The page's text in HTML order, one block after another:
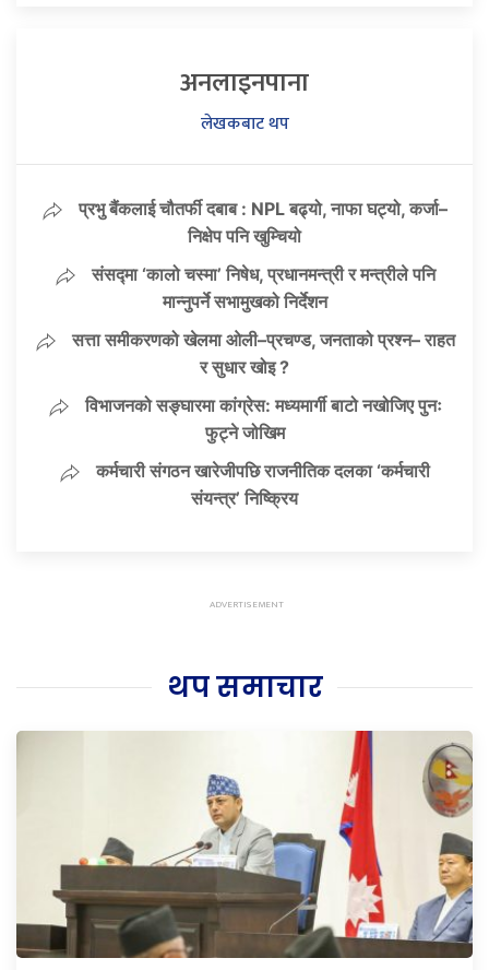
अनलाइनपाना
लेखकबाट थप
प्रभु बैंकलाई चौतर्फी दबाब : NPL बढ्यो, नाफा घट्यो, कर्जा–
निक्षेप पनि खुम्चियो
संसद्मा ‘कालो चस्मा’ निषेध, प्रधानमन्त्री र मन्त्रीले पनि
मान्नुपर्ने सभामुखको निर्देशन
सत्ता समीकरणको खेलमा ओली–प्रचण्ड, जनताको प्रश्न– राहत
र सुधार खोइ ?
विभाजनको सङ्घारमा कांग्रेस: मध्यमार्गी बाटो नखोजिए पुनः
फुट्ने जोखिम
कर्मचारी संगठन खारेजीपछि राजनीतिक दलका ‘कर्मचारी
संयन्त्र’ निष्क्रिय
थप समाचार